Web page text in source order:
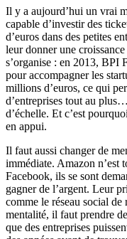
Il y a aujourd’hui un vrai
capable d’investir des
d’euros dans des petites
leur donner une
s’organise : en 2013, BPI
pour accompagner les
millions d’euros, ce qui
d’entreprises tout au
d’échelle. Et c’est
en appui.
Il faut aussi changer de
immédiate. Amazon n’est
Facebook, ils se sont
gagner de l’argent. Leur
comme le réseau social
mentalité, il faut prendre
que des entreprises